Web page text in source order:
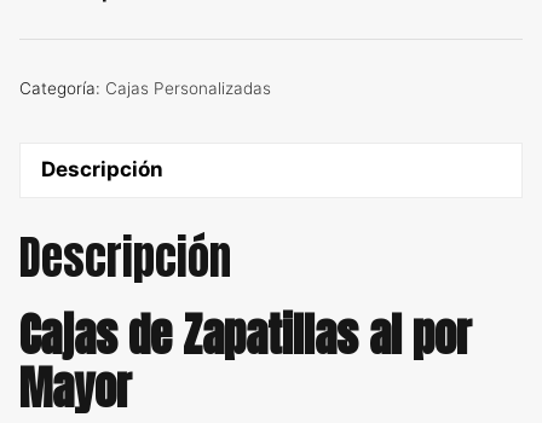
Categoría: Cajas Personalizadas
Descripción
Descripción
Cajas de Zapatillas al por
Mayor